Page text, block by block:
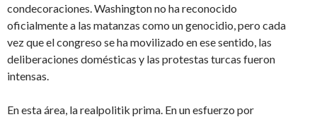
condecoraciones. Washington no ha reconocido
oficialmente a las matanzas como un genocidio, pero cada
vez que el congreso se ha movilizado en ese sentido, las
deliberaciones domésticas y las protestas turcas fueron
intensas.
En esta área, la realpolitik prima. En un esfuerzo por